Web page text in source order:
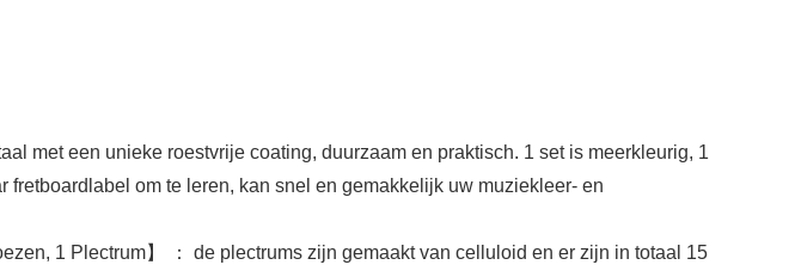
met een unieke roestvrije coating, duurzaam en praktisch. 1 set is meerkleurig, 1
om te leren, kan snel en gemakkelijk uw muziekleer- en
1 Plectrum】 ： de plectrums zijn gemaakt van celluloid en er zijn in totaal 15